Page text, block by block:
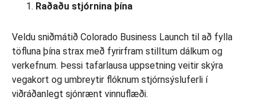
Raðaðu stjórnina þína
Veldu sniðmátið Colorado Business Launch til að fylla
töfluna þína strax með fyrirfram stilltum dálkum og
verkefnum. Þessi tafarlausa uppsetning veitir skýra
vegakort og umbreytir flóknum stjórnsýsluferli í
viðráðanlegt sjónrænt vinnuflæði.